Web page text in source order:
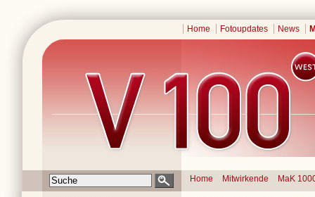
Home Fotoupdates News
Home Mitwirkende MaK